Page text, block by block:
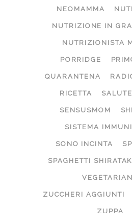
NEOMAMMA
NUTRIZIONE IN
NUTRIZIONISTA
PORRIDGE
QUARANTENA
RICETTA SALUTE
SENSUSMOM
SISTEMA
SONO INCINTA
SPAGHETTI
ZUCCHERI AGGIUNTI
ZUPPA